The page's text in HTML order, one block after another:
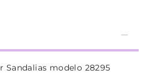
Sandalias modelo 28295